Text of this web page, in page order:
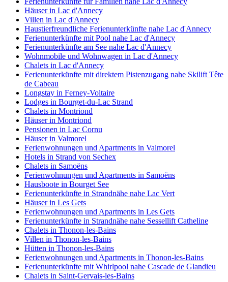
Häuser in Lac d'Annecy
Villen in Lac d'Annecy
Haustierfreundliche Ferienunterkünfte nahe Lac d'Annecy
Ferienunterkünfte mit Pool nahe Lac d'Annecy
Ferienunterkünfte am See nahe Lac d'Annecy
Wohnmobile und Wohnwagen in Lac d'Annecy
Chalets in Lac d'Annecy
Ferienunterkünfte mit direktem Pistenzugang nahe Skilift Tête
de Cabeau
Longstay in Ferney-Voltaire
Lodges in Bourget-du-Lac Strand
Chalets in Montriond
Häuser in Montriond
Pensionen in Lac Cornu
Häuser in Valmorel
Ferienwohnungen und Apartments in Valmorel
Hotels in Strand von Sechex
Chalets in Samoëns
Ferienwohnungen und Apartments in Samoëns
Hausboote in Bourget See
Ferienunterkünfte in Strandnähe nahe Lac Vert
Häuser in Les Gets
Ferienwohnungen und Apartments in Les Gets
Ferienunterkünfte in Strandnähe nahe Sessellift Catheline
Chalets in Thonon-les-Bains
Villen in Thonon-les-Bains
Hütten in Thonon-les-Bains
Ferienwohnungen und Apartments in Thonon-les-Bains
Ferienunterkünfte mit Whirlpool nahe Cascade de Glandieu
Chalets in Saint-Gervais-les-Bains